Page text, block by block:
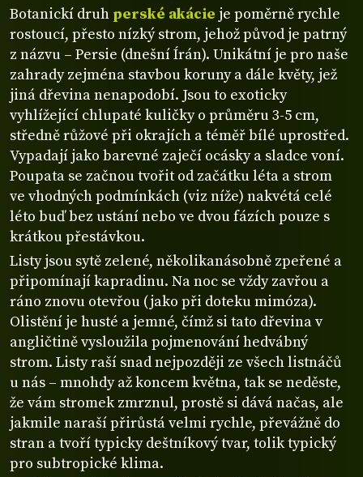
Botanickí druh perské akácie je poměrně rychle
rostoucí, přesto nízký strom, jehož původ je patrný
z názvu – Persie (dnešní Írán). Unikátní je pro naše
zahrady zejména stavbou koruny a dále květy, jež
jiná dřevina nenapodobí. Jsou to exoticky
vyhlížející chlupaté kuličky o průměru 3-5 cm,
středně růžové při okrajích a téměř bílé uprostřed.
Vypadají jako barevné zaječí ocásky a sladce voní.
Poupata se začnou tvořit od začátku léta a strom
ve vhodných podmínkách (viz níže) nakvétá celé
léto buď bez ustání nebo ve dvou fázích pouze s
krátkou přestávkou.
Listy jsou sytě zelené, několikanásobně zpeřené a
připomínají kapradinu. Na noc se vždy zavřou a
ráno znovu otevřou (jako při doteku mimóza).
Olistění je husté a jemné, čímž si tato dřevina v
angličtině vysloužila pojmenování hedvábný
strom. Listy raší snad nejpozději ze všech listnáčů
u nás – mnohdy až koncem května, tak se neděste,
že vám stromek zmrznul, prostě si dává načas, ale
jakmile naraší přirůstá velmi rychle, převážně do
stran a tvoří typicky deštníkový tvar, tolik typický
pro subtropické klima.